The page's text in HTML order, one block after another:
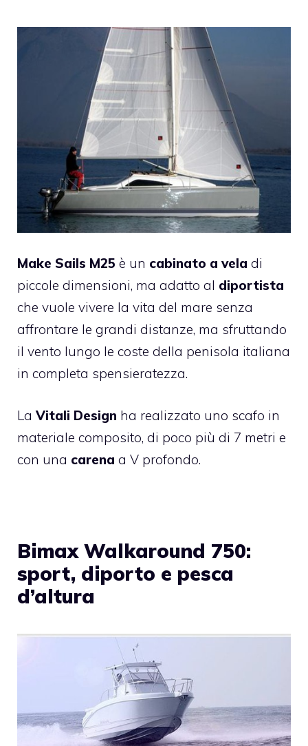
Make Sails M25 è un cabinato a vela di
piccole dimensioni, ma adatto al diportista
che vuole vivere la vita del mare senza
affrontare le grandi distanze, ma sfruttando
il vento lungo le coste della penisola italiana
in completa spensieratezza.
LaVitali Design ha realizzato uno scafo in
materiale composito, di poco più di 7 metri e
con una carena a V profondo.
Bimax Walkaround 750:
sport, diporto e pesca
d’altura